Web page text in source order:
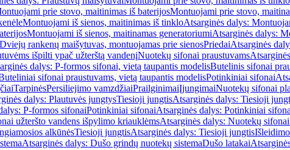
prie stovo, maitinimas iš baterijosMontuojami prie stovo,
Montuojami iš sienos, maitinimas iš tinkloAtsarginės dalys:
Montuojami iš sienos, maitinamas generatoriumiAtsarginės dalys:
rankenų maišytuvas, montuojamas prie sienosPriedaiAtsarginės
išpilti ypač užterštą vandenįNuotekų sifonai praustuvams
dalys: P-formos sifonai, vietą taupantis modelisButelinis sifonai
sifonai praustuvams, vietą taupantis modelisPotinkiniai sifonai
TarpinėsPersiliejimo vamzdžiaiPrailginimaiĮjungimaiNuotekų sifonai
dalys: Plautuvės jungtysTiesioji jungtisAtsarginės dalys: Tiesioji
P-formos sifonaiPotinkiniai sifonaiAtsarginės dalys: Potinkiniai
užteršto vandens išpylimo kriauklėmsAtsarginės dalys: Nuotekų
alkūnėsTiesioji jungtisAtsarginės dalys: Tiesioji jungtis
Atsarginės dalys: Dušo grindų nuotekų sistemaDušo latakai